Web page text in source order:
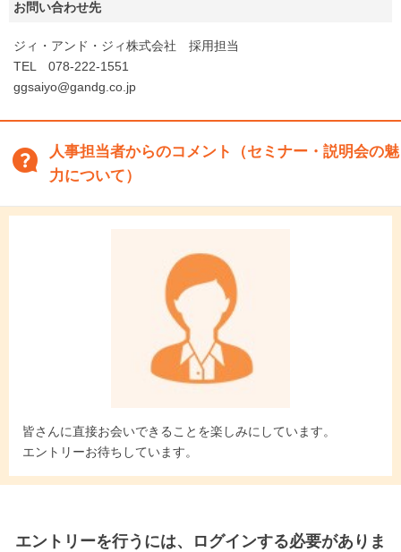
お問い合わせ先
ジィ・アンド・ジィ株式会社 採用担当
TEL 078-222-1551
ggsaiyo@gandg.co.jp
人事担当者からのコメント（セミナー・説明会の魅
力について）
皆さんに直接お会いできることを楽しみにしています。
エントリーお待ちしています。
エントリーを行うには、ログインする必要がありま